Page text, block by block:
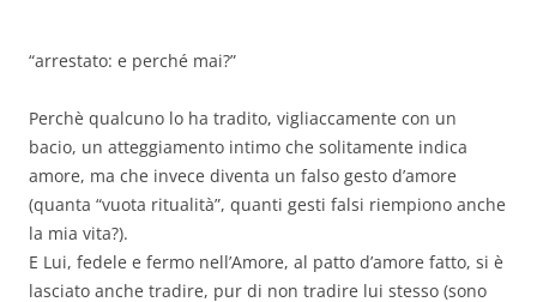
“arrestato: e perché mai?”
Perchè qualcuno lo ha tradito, vigliaccamente con un
bacio, un atteggiamento intimo che solitamente indica
amore, ma che invece diventa un falso gesto d’amore
(quanta “vuota ritualità”, quanti gesti falsi riempiono anche
la mia vita?).
E Lui, fedele e fermo nell’Amore, al patto d’amore fatto, si è
lasciato anche tradire, pur di non tradire lui stesso (sono